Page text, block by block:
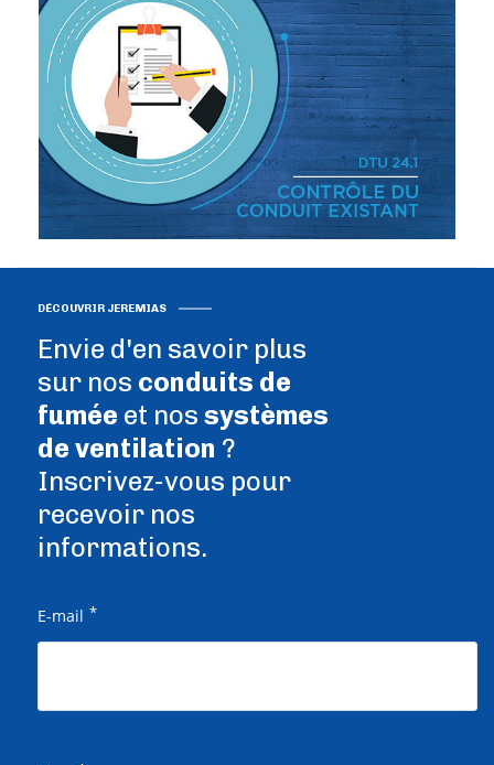
DÉCOUVRIR JEREMIAS
Envie d'en savoir plus
sur nos conduits de
fumée et nos systèmes
de ventilation ?
Inscrivez-vous pour
recevoir nos
informations.
E-mail *